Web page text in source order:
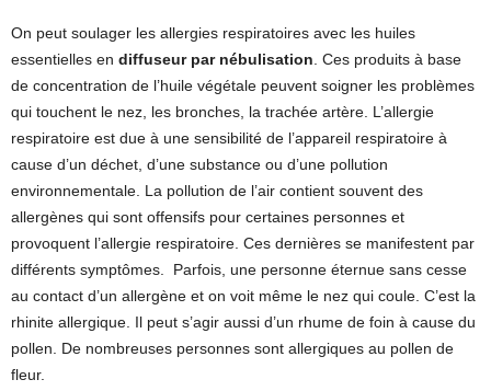
On peut soulager les allergies respiratoires avec les huiles
essentielles en diffuseur par nébulisation . Ces produits à base
de concentration de l’huile végétale peuvent soigner les problèmes
qui touchent le nez, les bronches, la trachée artère. L’allergie
respiratoire est due à une sensibilité de l’appareil respiratoire à
cause d’un déchet, d’une substance ou d’une pollution
environnementale. La pollution de l’air contient souvent des
allergènes qui sont offensifs pour certaines personnes et
provoquent l’allergie respiratoire. Ces dernières se manifestent par
différents symptômes. Parfois, une personne éternue sans cesse
au contact d’un allergène et on voit même le nez qui coule. C’est la
rhinite allergique. Il peut s’agir aussi d’un rhume de foin à cause du
pollen. De nombreuses personnes sont allergiques au pollen de
fleur.